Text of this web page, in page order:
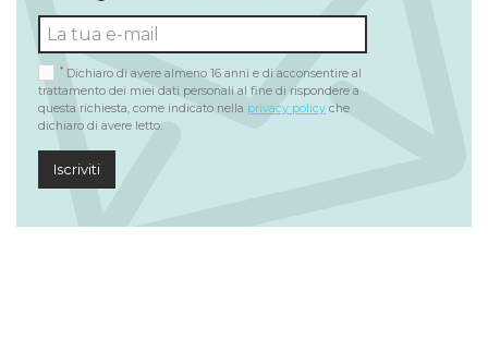
* Dichiaro di avere almeno 16 anni e di acconsentire al
trattamento dei miei dati personali al fine di rispondere a
questa richiesta, come indicato nella privacy policy che
dichiaro di avere letto.
Iscriviti